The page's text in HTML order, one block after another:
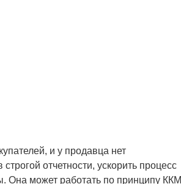
и у продавца нет
отчетности, ускорить процесс
может работать по принципу ККМ